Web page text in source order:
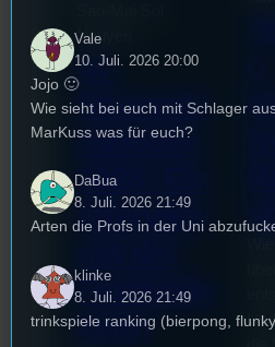
Nguyen
44.
Stummfil
mwoche
2026: Ein
Interview
Festivalle
iterin
Vale
10. Juli. 2026 20:00
Jojo 🙂
Wie sieht bei euch mit Schlager
MarKuss was für euch?
DaBua
8. Juli. 2026 21:49
Arten die Profs in der Uni
klinke
8. Juli. 2026 21:49
trinkspiele ranking (bierpong,